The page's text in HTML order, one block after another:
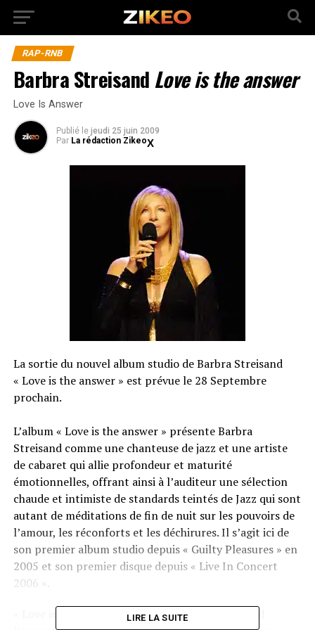
RAP-RNB
Barbra Streisand Love is the answer
Love Is Answer
Publié le jeudi 25 juin 2009
Par La rédaction Zikeo
La sortie du nouvel album studio de Barbra Streisand
« Love is the answer » est prévue le 28 Septembre
prochain.
L’album « Love is the answer » présente Barbra
Streisand comme une chanteuse de jazz et une artiste
de cabaret qui allie profondeur et maturité
émotionnelles, offrant ainsi à l’auditeur une sélection
chaude et intimiste de standards teintés de Jazz qui sont
autant de méditations de fin de nuit sur les pouvoirs de
l’amour, les réconforts et les déchirures. Il s’agit ici de
son premier album studio depuis « Guilty Pleasures » en
2005 et son premier disque depuis « Live In Concert
2006 ».
« Love is the answer » a donné à Barbra Streisand
LIRE LA SUITE